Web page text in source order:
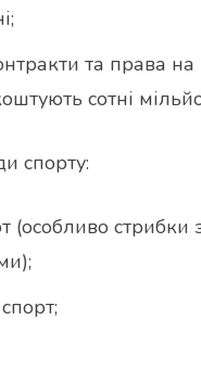
та права на
сотні
спорту:
(особливо стрибки